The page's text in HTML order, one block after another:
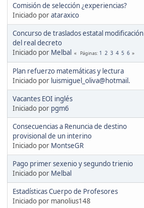
Comisión de selección ¿experiencias?
Iniciado porataraxico
Concurso de traslados estatal modificación
del real decreto
Iniciado por Melbal Páginas 1 2 3 4 5 6
Plan refuerzo matemáticas y lectura
Iniciado por luismiguel_oliva@hotmail.
Vacantes EOI inglés
Iniciado por pgm6
Consecuencias a Renuncia de destino
provisional de un interino
Iniciado por MontseGR
Pago primer sexenio y segundo trienio
Iniciado por Melbal
Estadísticas Cuerpo de Profesores
Iniciado por manolius148